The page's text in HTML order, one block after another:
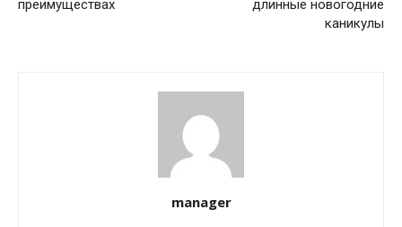
преимуществах
длинные новогодние
каникулы
manager